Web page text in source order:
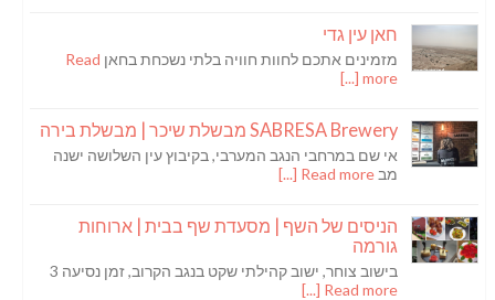
חאן עין גדי
מזמינים אתכם לחוות חוויה בלתי נשכחת בחאן Read
more [...]
SABRESA Brewery מבשלת שיכר | מבשלת בירה
אי שם במרחבי הנגב המערבי, בקיבוץ עין השלושה ישנה
מב Read more [...]
הניסים של השף | מסעדת שף בבית | ארוחות
גורמה
בישוב צוחר, ישוב קהילתי שקט בנגב הקרוב, זמן נסיעה 3
Read more [...]